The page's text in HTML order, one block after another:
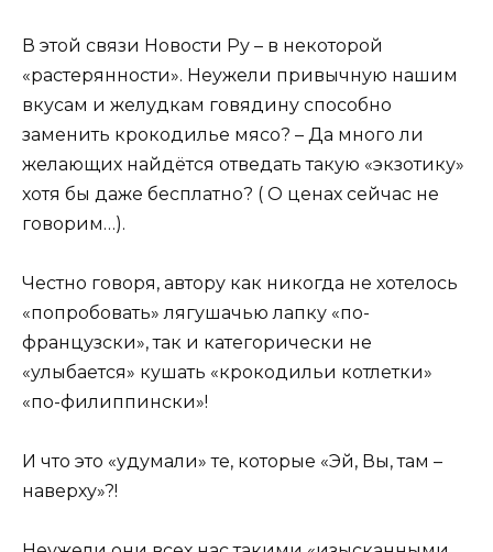
В этой связи Новости Ру – в некоторой
«растерянности». Неужели привычную нашим
вкусам и желудкам говядину способно
заменить крокодилье мясо? – Да много ли
желающих найдётся отведать такую «экзотику»
хотя бы даже бесплатно? ( О ценах сейчас не
говорим…).
Честно говоря, автору как никогда не хотелось
«попробовать» лягушачью лапку «по-
французски», так и категорически не
«улыбается» кушать «крокодильи котлетки»
«по-филиппински»!
И что это «удумали» те, которые «Эй, Вы, там –
наверху»?!